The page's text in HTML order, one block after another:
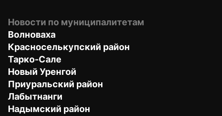
Новости по муниципалитетам
Волноваха
Красноселькупский район
Тарко-Сале
Новый Уренгой
Приуральский район
Лабытнанги
Надымский район